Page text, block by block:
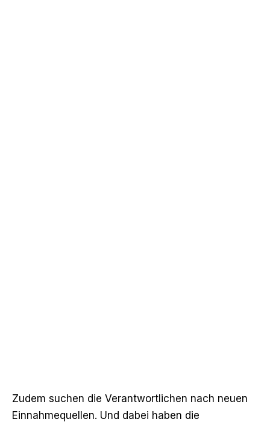
Zudem suchen die Verantwortlichen nach neuen
Einnahmequellen. Und dabei haben die